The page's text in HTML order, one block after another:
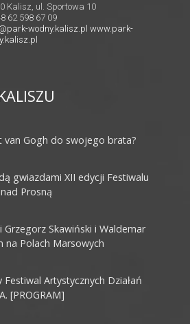
Kalisz, ul. Sportowa 10
62 598 67 09
wodny.kalisz.pl www.park-
van Gogh do swojego brata?
gwiazdami XII edycji Festiwalu
Prosną
Grzegorz Skawiński i Waldemar
na Polach Marsowych
Artystycznych Działań
[PROGRAM]